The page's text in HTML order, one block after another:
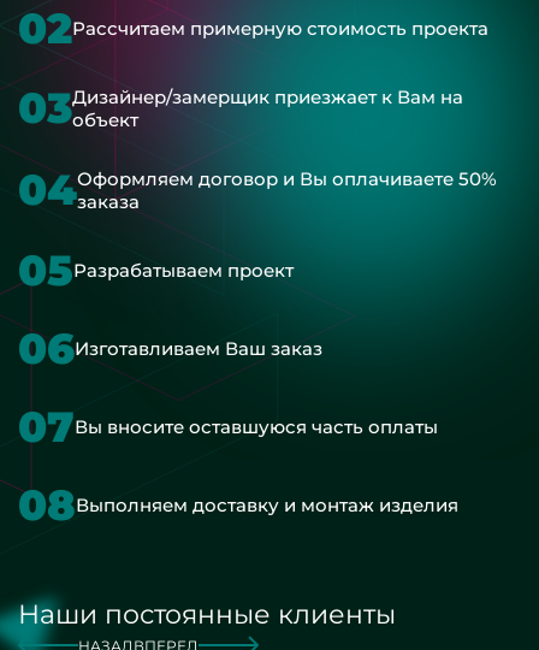
02Рассчитаем примерную стоимость проекта
03Дизайнер/замерщик приезжает к Вам на
объект
04Оформляем договор и Вы оплачиваете 50%
заказа
05Разрабатываем проект
06Изготавливаем Ваш заказ
07Вы вносите оставшуюся часть оплаты
08Выполняем доставку и монтаж изделия
Наши постоянные клиенты
НАЗАД ВПЕРЕД